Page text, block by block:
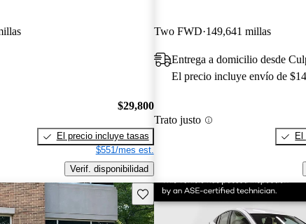
$29,800
El precio incluye tasas
$551/mes est.
Verif. disponibilidad
Two FWD 149,641 millas
Entrega a domicilio desde
El precio incluye envío de
Trato justo
El
Guarda este Aviso